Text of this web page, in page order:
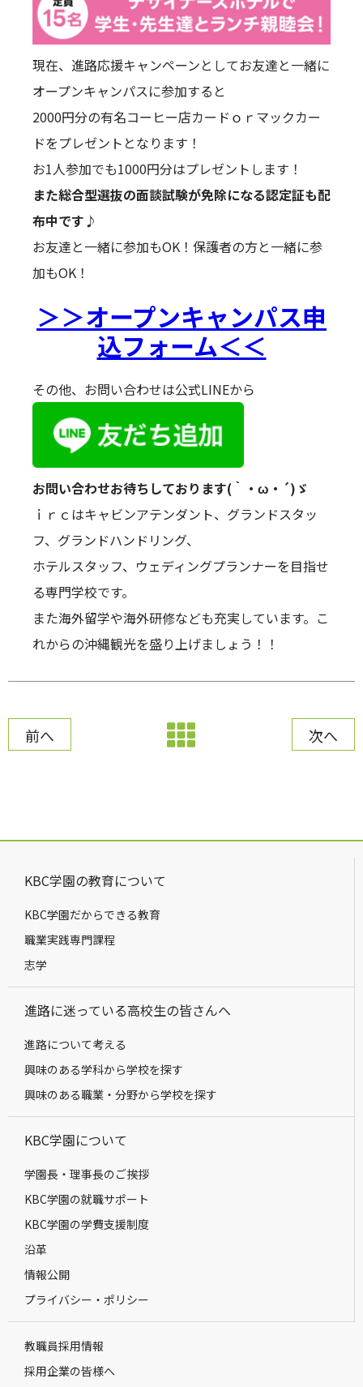
現在、進路応援キャンペーンとしてお友達と一緒に
オープンキャンパスに参加すると
2000円分の有名コーヒー店カードｏｒマックカー
ドをプレゼントとなります！
お1人参加でも1000円分はプレゼントします！
また総合型選抜の面談試験が免除になる認定証も配
布中です♪
お友達と一緒に参加もOK！保護者の方と一緒に参
加もOK！
＞＞オープンキャンパス申
込フォーム＜＜
その他、お問い合わせは公式LINEから
お問い合わせお待ちしております(｀・ω・´)ゞ
ｉｒｃはキャビンアテンダント、グランドスタッ
フ、グランドハンドリング、
ホテルスタッフ、ウェディングプランナーを目指せ
る専門学校です。
また海外留学や海外研修なども充実しています。こ
れからの沖縄観光を盛り上げましょう！！
前へ 次へ
KBC学園の教育について
KBC学園だからできる教育
職業実践専門課程
志学
進路に迷っている高校生の皆さんへ
進路について考える
興味のある学科から学校を探す
興味のある職業・分野から学校を探す
KBC学園について
学園長・理事長のご挨拶
KBC学園の就職サポート
KBC学園の学費支援制度
沿革
情報公開
プライバシー・ポリシー
教職員採用情報
採用企業の皆様へ